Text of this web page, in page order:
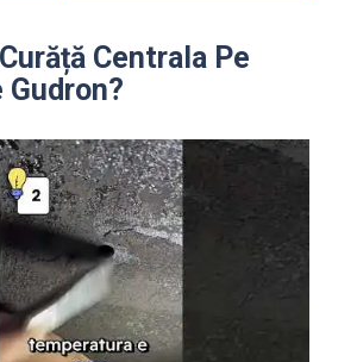
Centrala Pe
Gudron?